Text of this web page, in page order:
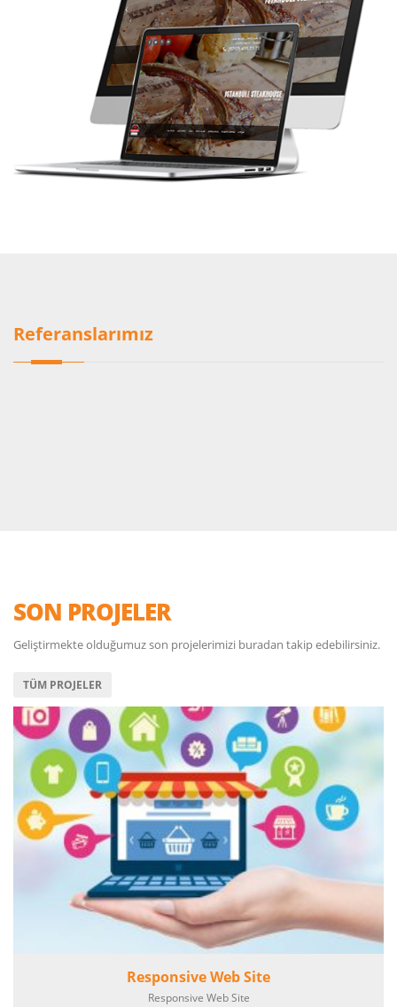
Referanslarımız
SON PROJELER
Geliştirmekte olduğumuz son projelerimizi buradan takip edebilirsiniz.
TÜM PROJELER
Responsive Web Site
Responsive Web Site